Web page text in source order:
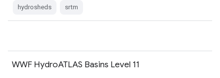
hydrosheds srtm
WWF HydroATLAS Basins Level 11